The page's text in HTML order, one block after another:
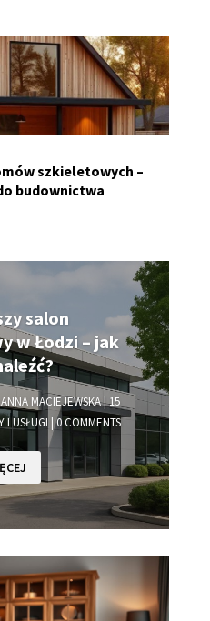
szkieletowych –
budownictwa
salon
w Łodzi – jak
ANNA MACIEJEWSKA|15
I USŁUGI | 0 COMMENTS